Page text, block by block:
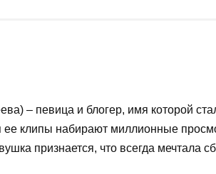
– певица и блогер, имя которой
ее клипы набирают миллионные
признается, что всегда мечтала